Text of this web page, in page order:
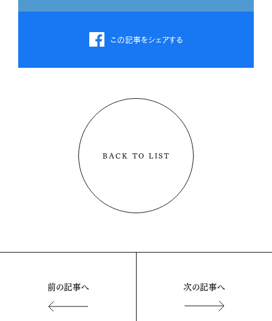
この記事をシェアする
BACK TO LIST
前の記事へ 次の記事へ